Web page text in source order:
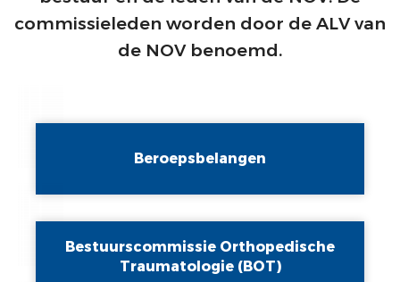
ALV
PRIJZEN EN LEZINGEN
VACATUREBANK
PERSCONTACT
GEDRAGSREGELS
commissieleden worden door de ALV van
de NOV benoemd.
Beroepsbelangen
Bestuurscommissie Orthopedische
Traumatologie (BOT)